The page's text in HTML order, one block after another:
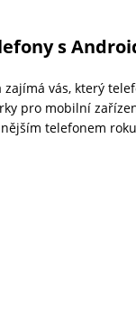
s
vás, který
pro mobilní
telefonem